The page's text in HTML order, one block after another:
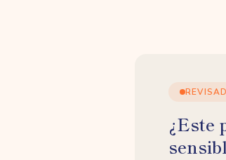
¿Este